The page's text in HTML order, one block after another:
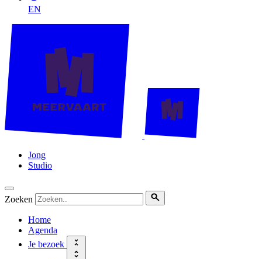
EN
Jong
Studio
Zoeken
Home
Agenda
Je bezoek